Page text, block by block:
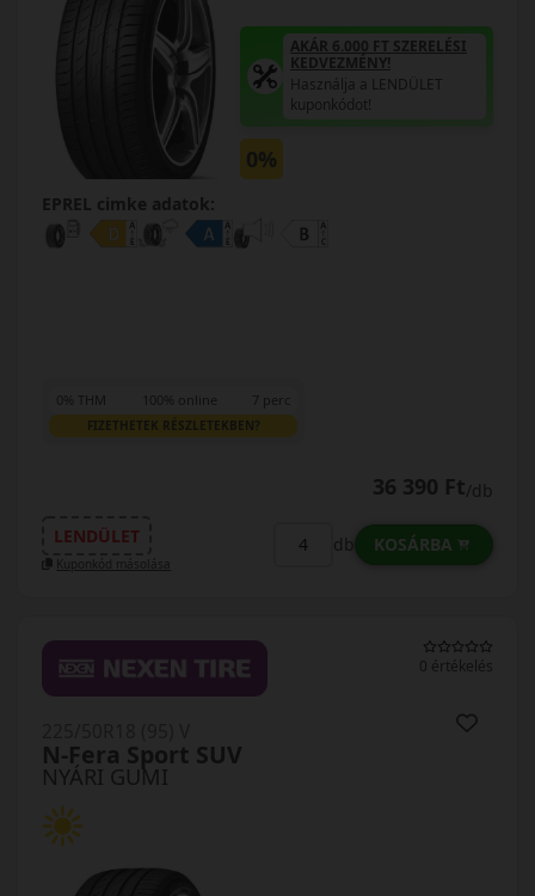
AKÁR 6.000 FT SZERELÉSI
KEDVEZMÉNY!
Használja a LENDÜLET
kuponkódot!
0%
EPREL cimke adatok:
0% THM 100% online 7 perc
FIZETHETEK RÉSZLETEKBEN?
36 390 Ft/db
LENDÜLET
Kuponkód másolása
db KOSÁRBA
0 értékelés
NYÁRI GUMI
N-Fera Sport SUV